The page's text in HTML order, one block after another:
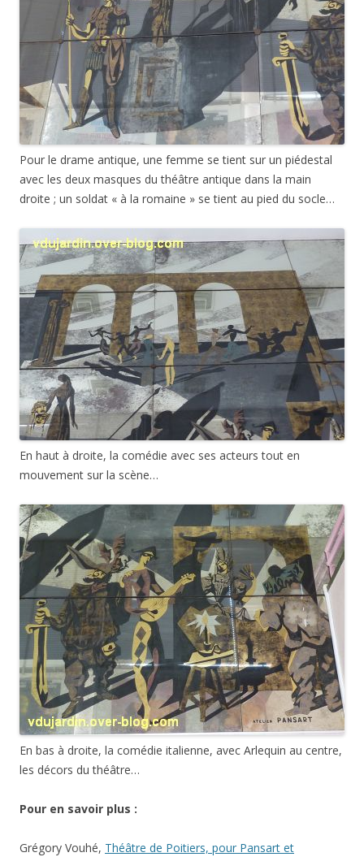
Pour le drame antique, une femme se tient sur un piédestal
avec les deux masques du théâtre antique dans la main
droite ; un soldat « à la romaine » se tient au pied du socle…
En haut à droite, la comédie avec ses acteurs tout en
mouvement sur la scène…
En bas à droite, la comédie italienne, avec Arlequin au centre,
les décors du théâtre…
Pour en savoir plus :
Grégory Vouhé, Théâtre de Poitiers, pour Pansart et